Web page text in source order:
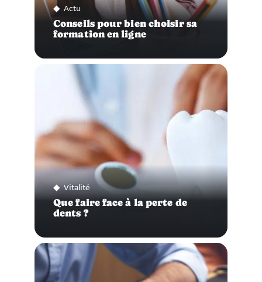
Actu
Conseils pour bien choisir sa
formation en ligne
Vitalité
Que faire face à la perte de
dents ?